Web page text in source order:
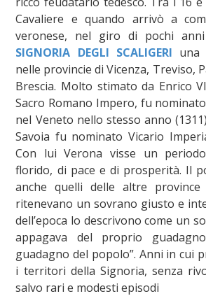
Cavaliere e quando arrivò a
veronese, nel giro di pochi
SIGNORIA DEGLI SCALIGERI una
nelle provincie di Vicenza, Treviso,
Brescia. Molto stimato da Enrico
Sacro Romano Impero, fu
nel Veneto nello stesso anno
Savoia fu nominato Vicario
Con lui Verona visse un
florido, di pace e di prosperità. Il
anche quelli delle altre province
ritenevano un sovrano giusto e
dell’epoca lo descrivono come un
appagava del proprio
guadagno del popolo”. Anni in cui
i territori della Signoria, senza
salvo rari e modesti episodi